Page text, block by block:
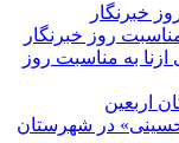
خبرنگار
روز خبرنگار
به مناسبت روز
اربعین
حسینی» در شهرستان